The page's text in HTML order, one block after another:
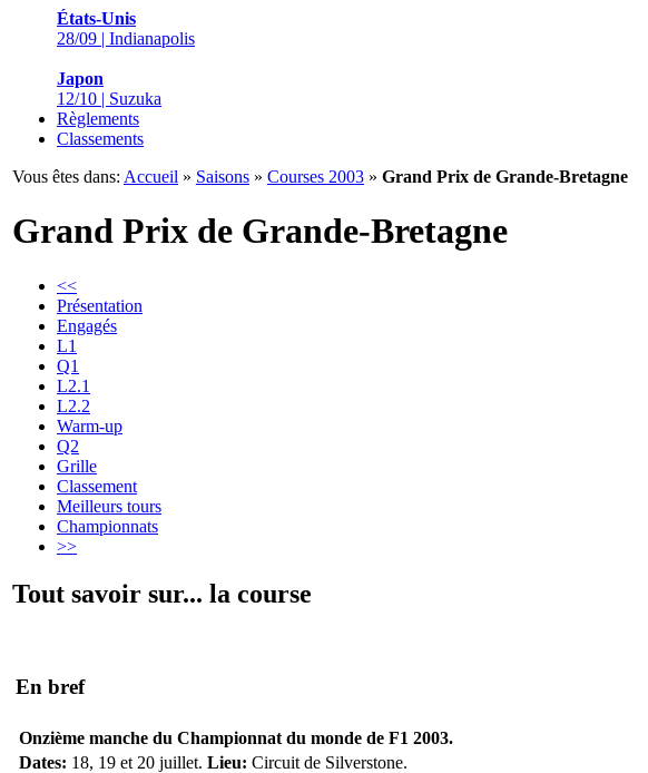
États-Unis
28/09 | Indianapolis
Japon
12/10 | Suzuka
Règlements
Classements
Vous êtes dans: Accueil » Saisons » Courses 2003 » Grand Prix de Grande-Bretagne
Grand Prix de Grande-Bretagne
<<
Présentation
Engagés
L1
Q1
L2.1
L2.2
Warm-up
Q2
Grille
Classement
Meilleurs tours
Championnats
>>
Tout savoir sur... la course
En bref
Onzième manche du Championnat du monde de F1 2003.
Dates: 18, 19 et 20 juillet. Lieu: Circuit de Silverstone.